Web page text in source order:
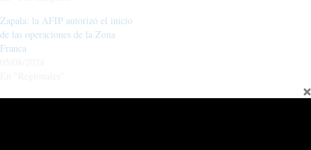
Zapala: la AFIP autorizó el inicio
de las operaciones de la Zona
Franca